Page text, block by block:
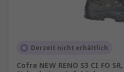
Derzeit nicht erhältlich
Cofra NEW RENO S3 CI FO